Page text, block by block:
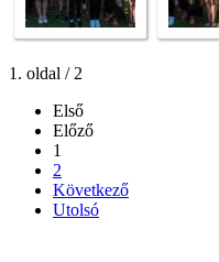
1. oldal / 2
Első
Előző
1
2
Következő
Utolsó